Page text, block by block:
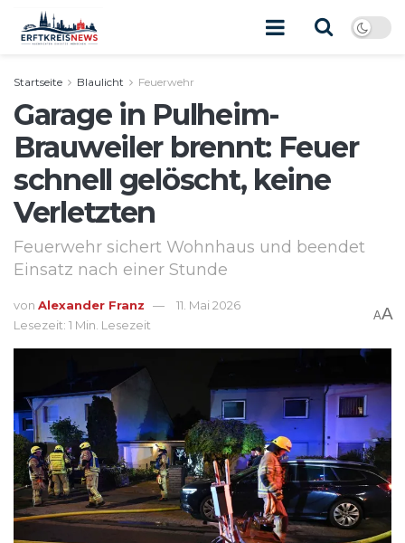
Startseite Blaulicht Feuerwehr
Garage in Pulheim-
Brauweiler brennt: Feuer
schnell gelöscht, keine
Verletzten
Feuerwehr sichert Wohnhaus und beendet
Einsatz nach einer Stunde
von Alexander Franz
11. Mai 2026
Lesezeit: 1 Min. Lesezeit
AA